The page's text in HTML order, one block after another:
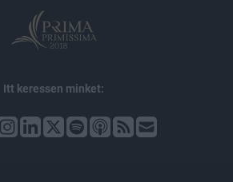
Itt keressen minket: